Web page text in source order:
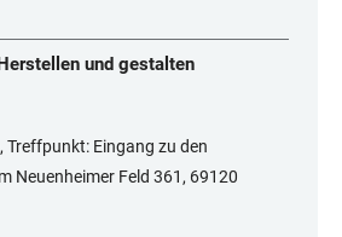
und gestalten
Treffpunkt: Eingang zu den
Neuenheimer Feld 361, 69120